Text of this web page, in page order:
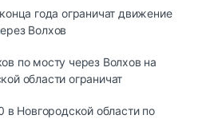
года ограничат движение
Волхов
по мосту через Волхов на
области ограничат
в Новгородской области по